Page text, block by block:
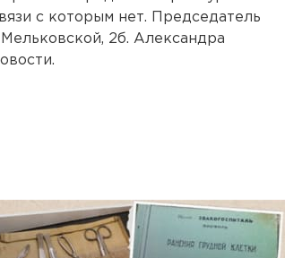
с которым нет. Председатель
2б. Александра